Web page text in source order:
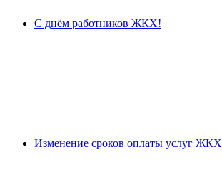
С днём работников ЖКХ!
Изменение сроков оплаты услуг ЖКХ